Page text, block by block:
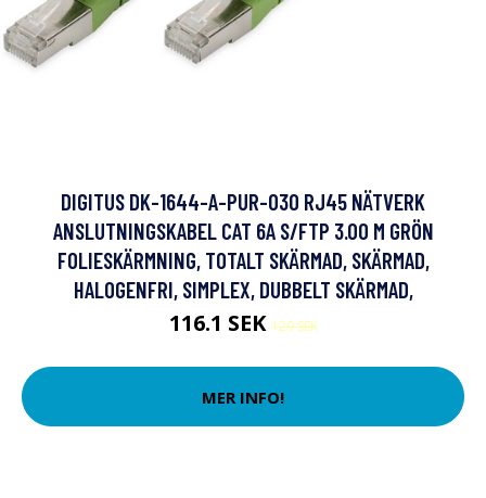
DIGITUS DK-1644-A-PUR-030 RJ45 NÄTVERK
ANSLUTNINGSKABEL CAT 6A S/FTP 3.00 M GRÖN
FOLIESKÄRMNING, TOTALT SKÄRMAD, SKÄRMAD,
HALOGENFRI, SIMPLEX, DUBBELT SKÄRMAD,
116.1 SEK129 SEK
MER INFO!